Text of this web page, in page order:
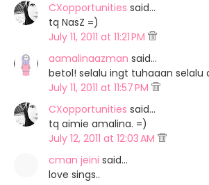
CXopportunities said…
tq NasZ =)
July 11, 2011 at 11:21 PM
aamalinaazman said…
betol! selalu ingt tuhaaan selalu
July 11, 2011 at 11:57 PM
CXopportunities said…
tq aimie amalina. =)
July 12, 2011 at 12:03 AM
cman jeini said…
love sings..